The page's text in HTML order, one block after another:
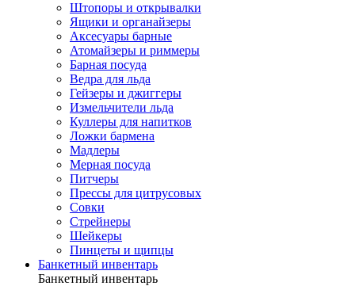
Штопоры и открывалки
Ящики и органайзеры
Аксесуары барные
Атомайзеры и риммеры
Барная посуда
Ведра для льда
Гейзеры и джиггеры
Измельчители льда
Куллеры для напитков
Ложки бармена
Мадлеры
Мерная посуда
Питчеры
Прессы для цитрусовых
Совки
Стрейнеры
Шейкеры
Пинцеты и щипцы
Банкетный инвентарь
Банкетный инвентарь